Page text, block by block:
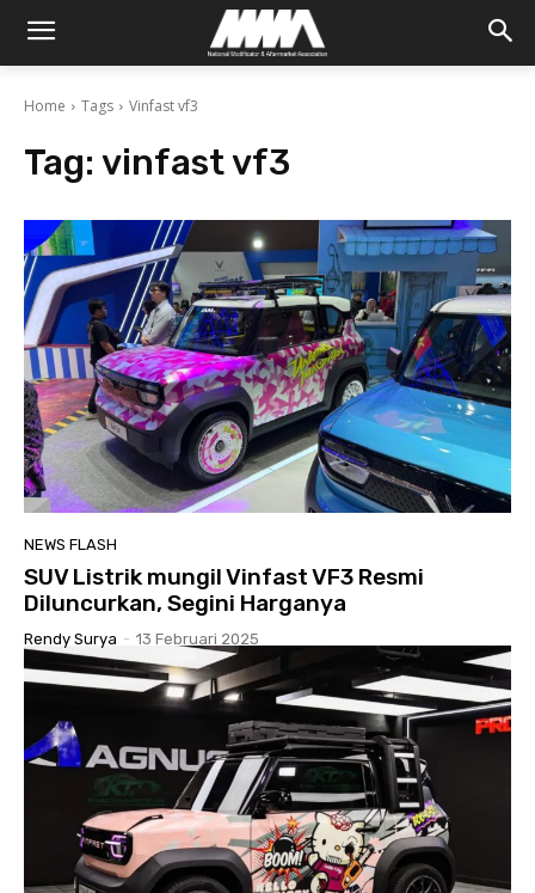
Home Tags Vinfast vf3
Tag: vinfast vf3
NEWS FLASH
SUV Listrik mungil Vinfast VF3 Resmi
Diluncurkan, Segini Harganya
Rendy Surya - 13 Februari 2025